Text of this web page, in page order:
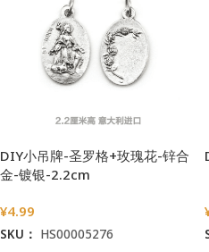
DIY小吊牌-圣罗格+玫瑰花-锌合
金-镀银-2.2cm
¥4.99
SKU： HS00005276